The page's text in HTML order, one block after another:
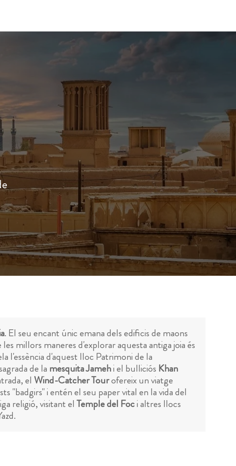
. El seu encant únic emana dels edificis de maons
les millors maneres d'explorar aquesta antiga joia és
l'essència d'aquest lloc Patrimoni de la
de la mesquita Jamehi el bulliciós Khan
el Wind-Catcher Tourofereix un viatge
"badgirs" i entén el seu paper vital en la vida del
religió, visitant el Temple del Foci altres llocs